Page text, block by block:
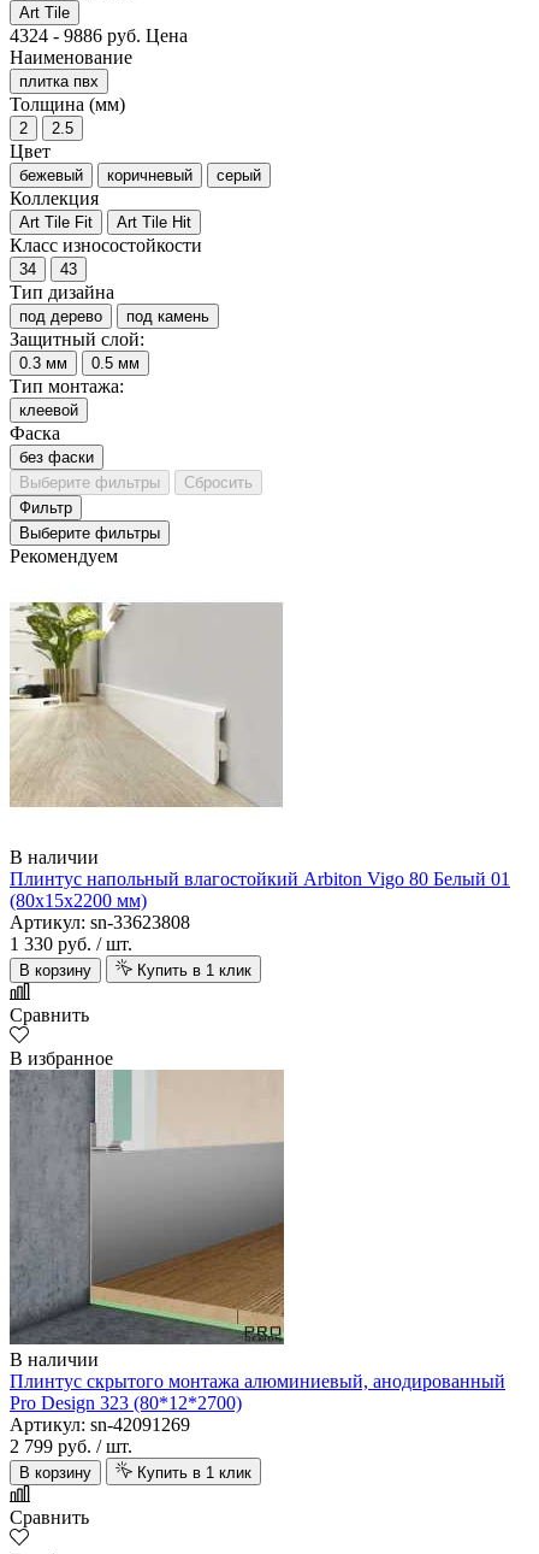
Art Tile
4324 - 9886 руб. Цена
Наименование
плитка пвх
Толщина (мм)
2 2.5
Цвет
бежевый коричневый серый
Коллекция
Art Tile Fit Art Tile Hit
Класс износостойкости
34 43
Тип дизайна
под дерево под камень
Защитный слой:
0.3 мм 0.5 мм
Тип монтажа:
клеевой
Фаска
без фаски
Выберите фильтры
Сбросить
Фильтр
Выберите фильтры
Рекомендуем
В наличии
Плинтус напольный влагостойкий Arbiton Vigo 80 Белый 01
(80х15х2200 мм)
Артикул: sn-33623808
1 330 руб. / шт.
В корзину Купить в 1 клик
Сравнить
В избранное
В наличии
Плинтус скрытого монтажа алюминиевый, анодированный
Pro Design 323 (80*12*2700)
Артикул: sn-42091269
2 799 руб. / шт.
В корзину Купить в 1 клик
Сравнить